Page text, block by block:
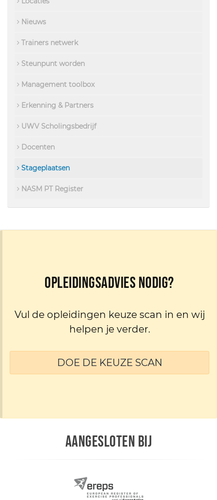
Nieuws
Trainers netwerk
Steunpunt worden
Management toolbox
Erkenning & Partners
UWV Scholingsbedrijf
Docenten
Stageplaatsen
NASM PT Register
Opleidingsadvies nodig?
Vul de opleidingen keuze scan in en wij
helpen je verder.
DOE DE KEUZE SCAN
AANGESLOTEN BIJ